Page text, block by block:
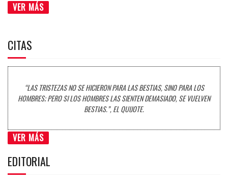
VER MÁS
CITAS
“LAS TRISTEZAS NO SE HICIERON PARA LAS BESTIAS, SINO PARA LOS
HOMBRES; PERO SI LOS HOMBRES LAS SIENTEN DEMASIADO, SE VUELVEN
BESTIAS.”, EL QUIJOTE.
VER MÁS
EDITORIAL